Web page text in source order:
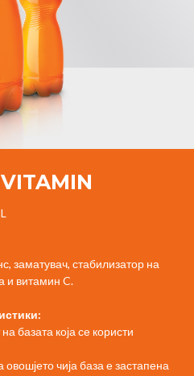
заматувач, стабилизатор на
и витамин C.
базата која се користи
овошјето чија база е застапена